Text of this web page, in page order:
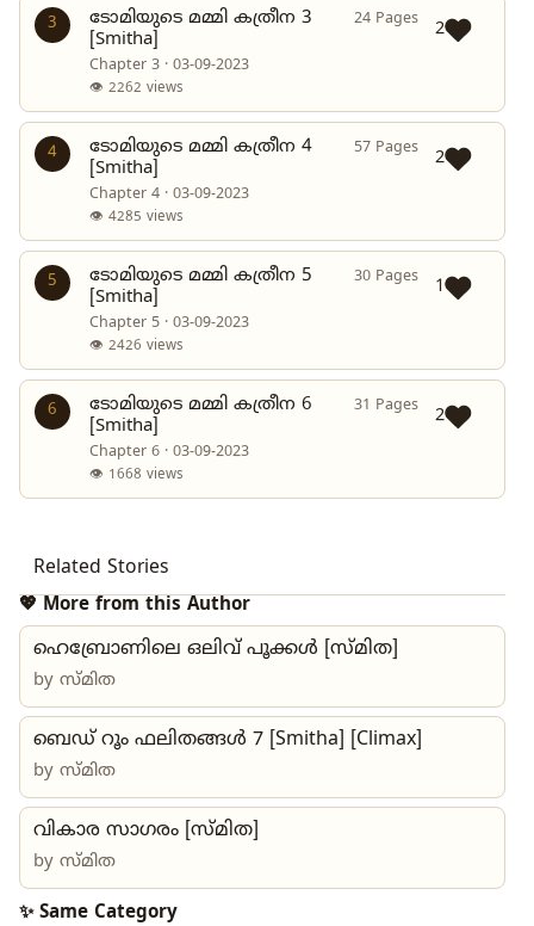
3
ടോമിയുടെ മമ്മി കത്രീന 3
[Smitha]
24 Pages
Chapter 3 · 03-09-2023
👁 2262 views
2
4
ടോമിയുടെ മമ്മി കത്രീന 4
[Smitha]
57 Pages
Chapter 4 · 03-09-2023
👁 4285 views
2
5
ടോമിയുടെ മമ്മി കത്രീന 5
[Smitha]
30 Pages
Chapter 5 · 03-09-2023
👁 2426 views
1
6
ടോമിയുടെ മമ്മി കത്രീന 6
[Smitha]
31 Pages
Chapter 6 · 03-09-2023
👁 1668 views
2
Related Stories
💖 More from this Author
ഹെബ്രോണിലെ ഒലിവ് പൂക്കള്‍ [സ്മിത]
by സ്മിത
ബെഡ് റൂം ഫലിതങ്ങൾ 7 [Smitha] [Climax]
by സ്മിത
വികാര സാഗരം [സ്മിത]
by സ്മിത
✨ Same Category